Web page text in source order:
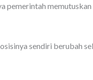
pemerintah
sendiri berubah